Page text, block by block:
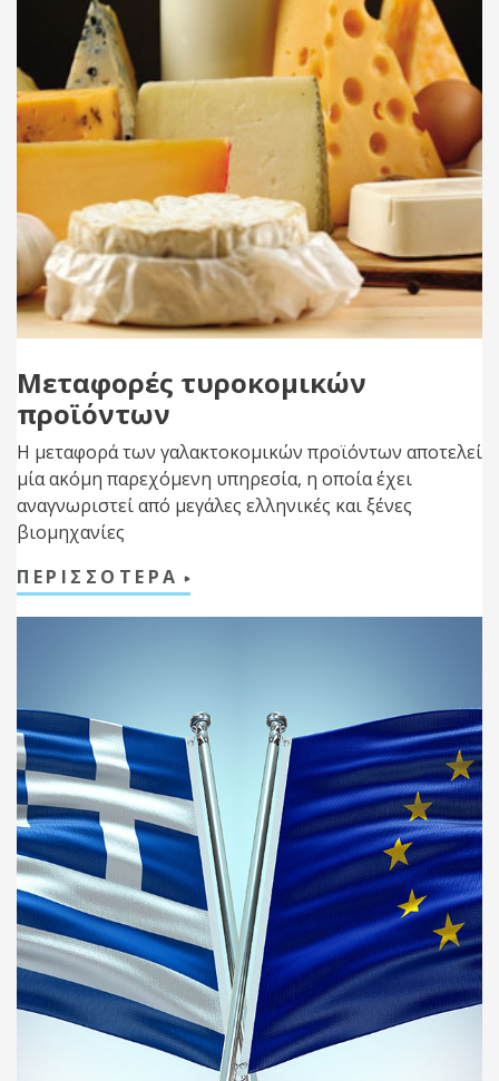
Μεταφορές τυροκομικών
προϊόντων
Η μεταφορά των γαλακτοκομικών προϊόντων αποτελεί
μία ακόμη παρεχόμενη υπηρεσία, η οποία έχει
αναγνωριστεί από μεγάλες ελληνικές και ξένες
βιομηχανίες
ΠΕΡΙΣΣΟΤΕΡΑ